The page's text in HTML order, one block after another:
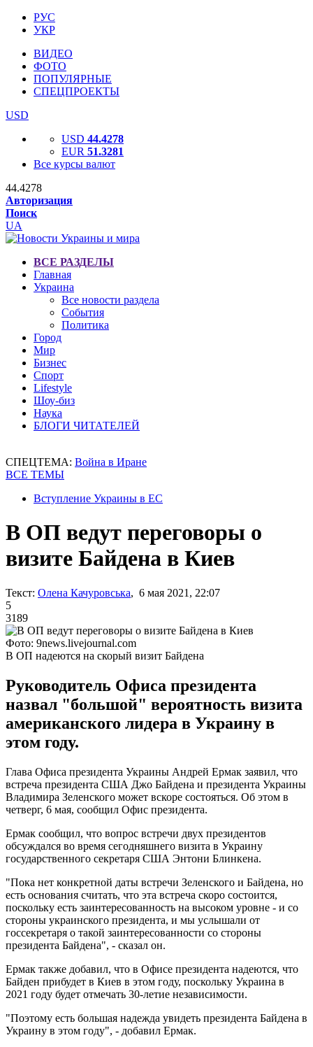
РУС
УКР
ВИДЕО
ФОТО
ПОПУЛЯРНЫЕ
СПЕЦПРОЕКТЫ
USD
USD 44.4278
EUR 51.3281
Все курсы валют
44.4278
Авторизация
Поиск
UA
ВСЕ РАЗДЕЛЫ
Главная
Украина
Все новости раздела
События
Политика
Город
Мир
Бизнес
Спорт
Lifestyle
Шоу-биз
Наука
БЛОГИ ЧИТАТЕЛЕЙ
СПЕЦТЕМА: Война в Иране
ВСЕ ТЕМЫ
Вступление Украины в ЕС
В ОП ведут переговоры о
визите Байдена в Киев
Текст: Олена Качуровська, 6 мая 2021, 22:07
5
3189
Фото: 9news.livejournal.com
В ОП надеются на скорый визит Байдена
Руководитель Офиса президента
назвал "большой" вероятность визита
американского лидера в Украину в
этом году.
Глава Офиса президента Украины Андрей Ермак заявил, что
встреча президента США Джо Байдена и президента Украины
Владимира Зеленского может вскоре состояться. Об этом в
четверг, 6 мая, сообщил Офис президента.
Ермак сообщил, что вопрос встречи двух президентов
обсуждался во время сегодняшнего визита в Украину
государственного секретаря США Энтони Блинкена.
"Пока нет конкретной даты встречи Зеленского и Байдена, но
есть основания считать, что эта встреча скоро состоится,
поскольку есть заинтересованность на высоком уровне - и со
стороны украинского президента, и мы услышали от
госсекретаря о такой заинтересованности со стороны
президента Байдена", - сказал он.
Ермак также добавил, что в Офисе президента надеются, что
Байден прибудет в Киев в этом году, поскольку Украина в
2021 году будет отмечать 30-летие независимости.
"Поэтому есть большая надежда увидеть президента Байдена в
Украину в этом году", - добавил Ермак.